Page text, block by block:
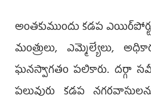
అంత‌కుముందు క‌డ‌ప
మంత్రులు, ఎమ్మెల్యేలు,
ఘ‌న‌స్వాగ‌తం ప‌లికారు. ద‌ర్గా
ప‌లువురు క‌డ‌ప